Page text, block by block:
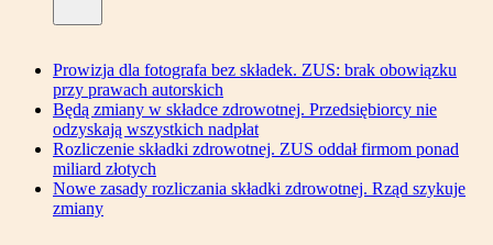
Prowizja dla fotografa bez składek. ZUS: brak obowiązku
przy prawach autorskich
Będą zmiany w składce zdrowotnej. Przedsiębiorcy nie
odzyskają wszystkich nadpłat
Rozliczenie składki zdrowotnej. ZUS oddał firmom ponad
miliard złotych
Nowe zasady rozliczania składki zdrowotnej. Rząd szykuje
zmiany